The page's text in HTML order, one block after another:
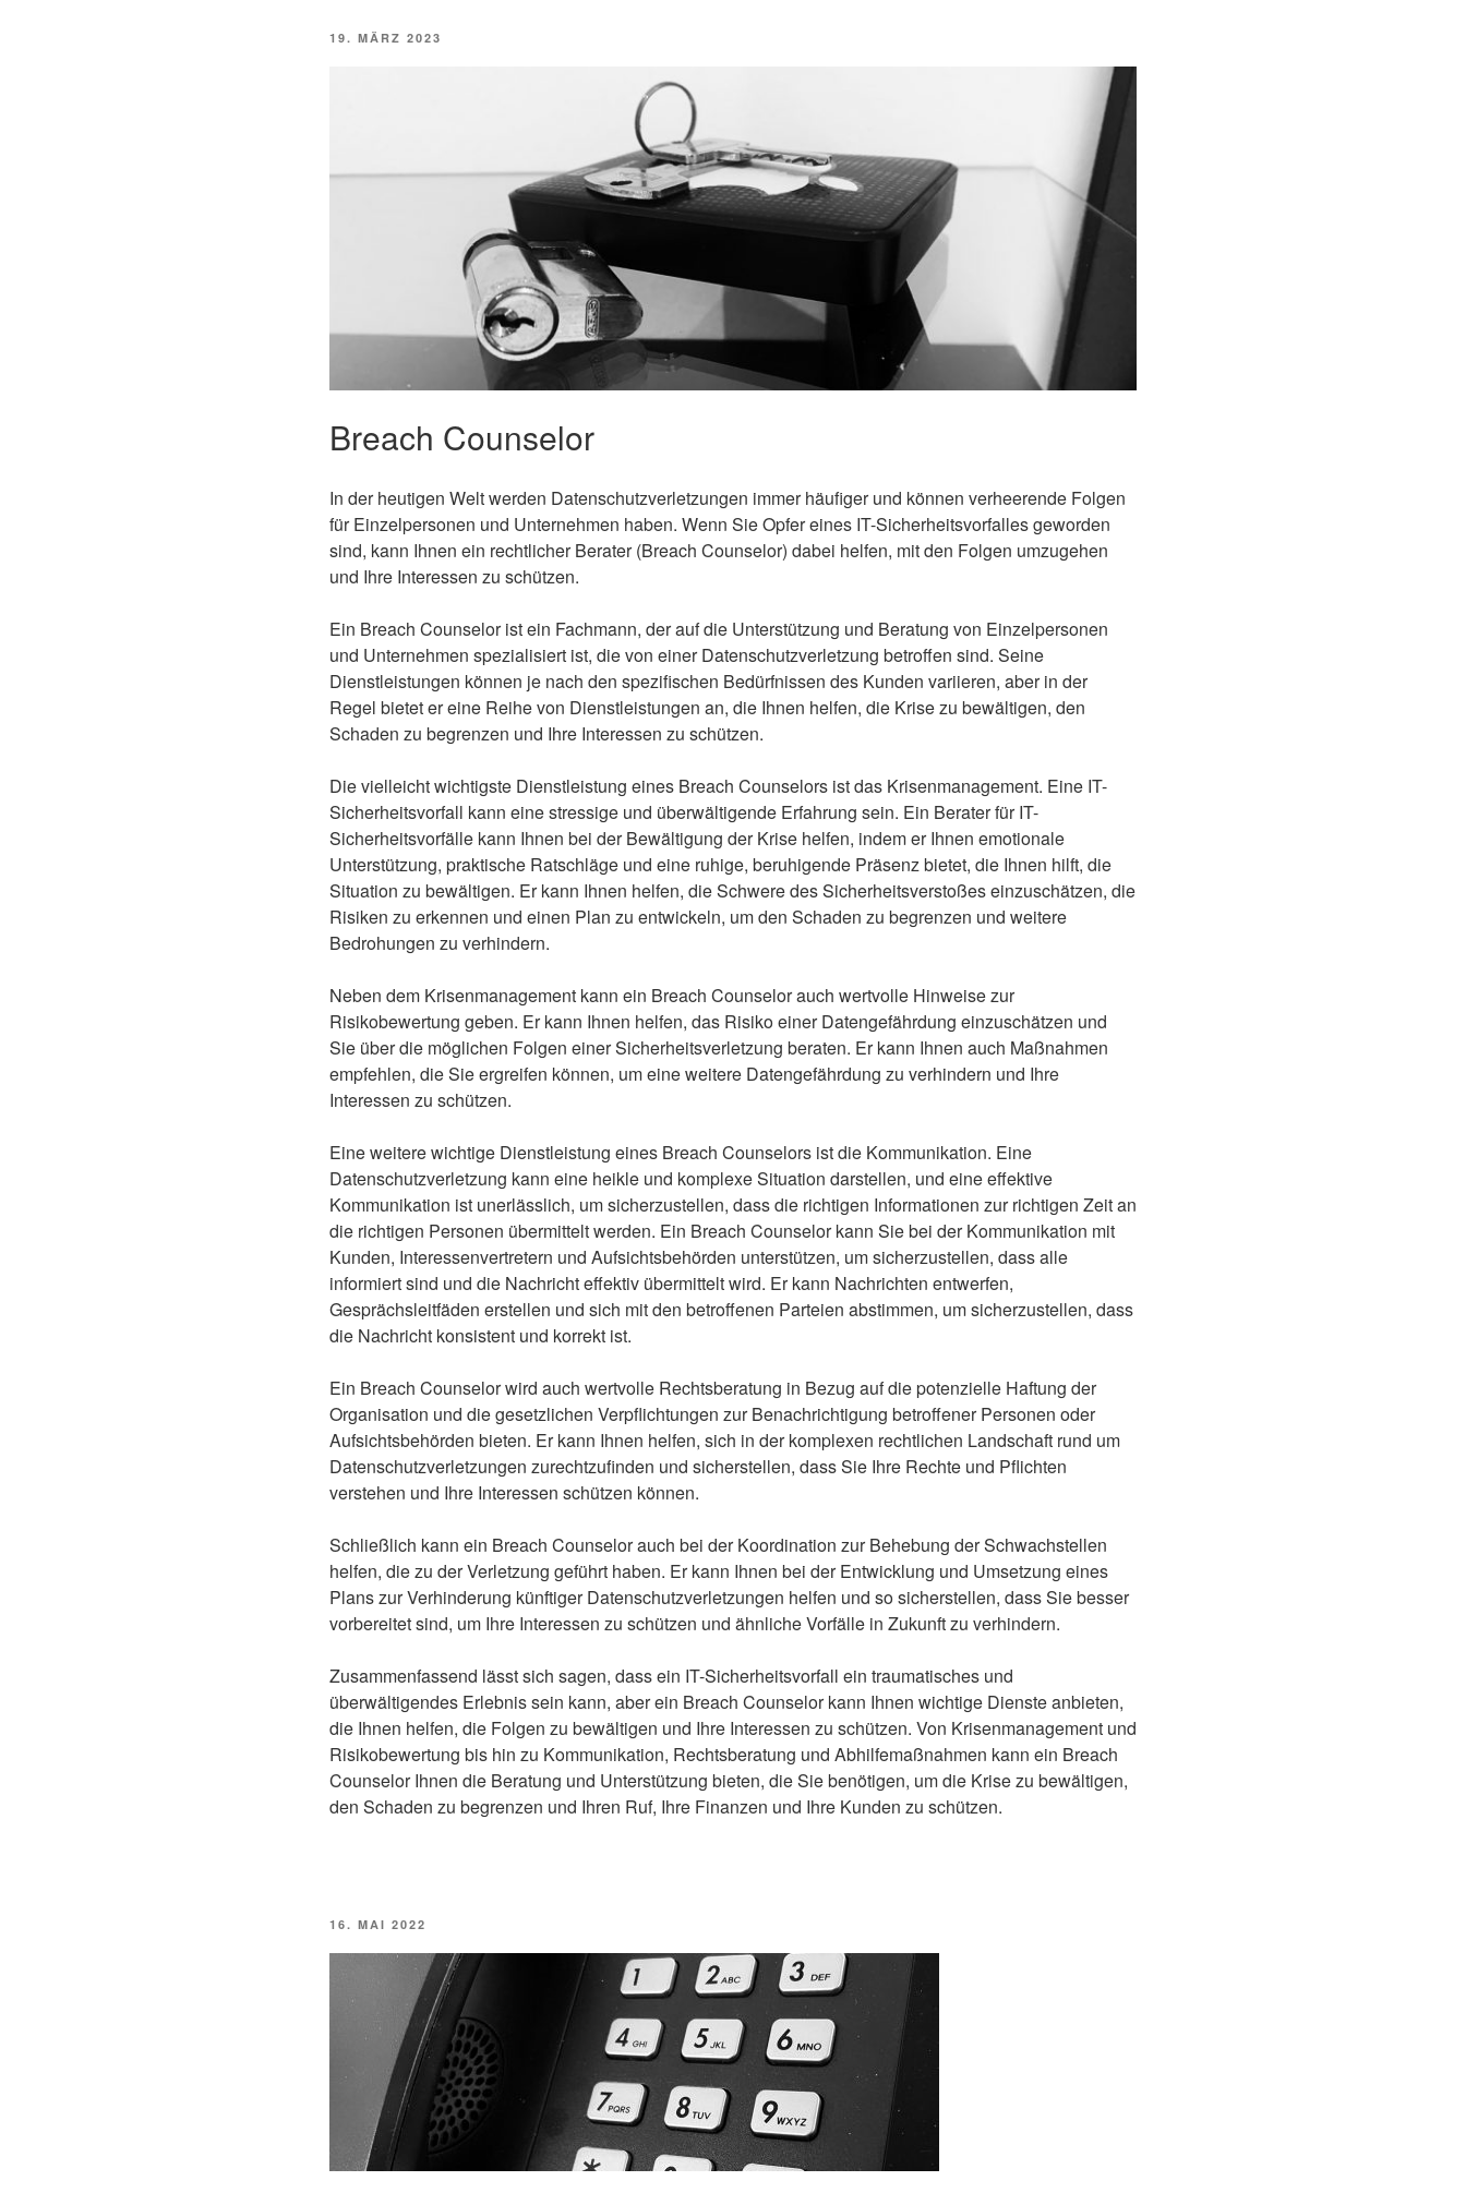
VERÖFFENTLICHT
19. MÄRZ 2023
Breach Counselor
In der heutigen Welt werden Datenschutzverletzungen immer häufiger und können verheerende Folgen
für Einzelpersonen und Unternehmen haben. Wenn Sie Opfer eines IT-Sicherheitsvorfalles geworden
sind, kann Ihnen ein rechtlicher Berater (Breach Counselor) dabei helfen, mit den Folgen umzugehen
und Ihre Interessen zu schützen.
Ein Breach Counselor ist ein Fachmann, der auf die Unterstützung und Beratung von Einzelpersonen
und Unternehmen spezialisiert ist, die von einer Datenschutzverletzung betroffen sind. Seine
Dienstleistungen können je nach den spezifischen Bedürfnissen des Kunden variieren, aber in der
Regel bietet er eine Reihe von Dienstleistungen an, die Ihnen helfen, die Krise zu bewältigen, den
Schaden zu begrenzen und Ihre Interessen zu schützen.
Die vielleicht wichtigste Dienstleistung eines Breach Counselors ist das Krisenmanagement. Eine IT-
Sicherheitsvorfall kann eine stressige und überwältigende Erfahrung sein. Ein Berater für IT-
Sicherheitsvorfälle kann Ihnen bei der Bewältigung der Krise helfen, indem er Ihnen emotionale
Unterstützung, praktische Ratschläge und eine ruhige, beruhigende Präsenz bietet, die Ihnen hilft, die
Situation zu bewältigen. Er kann Ihnen helfen, die Schwere des Sicherheitsverstoßes einzuschätzen, die
Risiken zu erkennen und einen Plan zu entwickeln, um den Schaden zu begrenzen und weitere
Bedrohungen zu verhindern.
Neben dem Krisenmanagement kann ein Breach Counselor auch wertvolle Hinweise zur
Risikobewertung geben. Er kann Ihnen helfen, das Risiko einer Datengefährdung einzuschätzen und
Sie über die möglichen Folgen einer Sicherheitsverletzung beraten. Er kann Ihnen auch Maßnahmen
empfehlen, die Sie ergreifen können, um eine weitere Datengefährdung zu verhindern und Ihre
Interessen zu schützen.
Eine weitere wichtige Dienstleistung eines Breach Counselors ist die Kommunikation. Eine
Datenschutzverletzung kann eine heikle und komplexe Situation darstellen, und eine effektive
Kommunikation ist unerlässlich, um sicherzustellen, dass die richtigen Informationen zur richtigen Zeit an
die richtigen Personen übermittelt werden. Ein Breach Counselor kann Sie bei der Kommunikation mit
Kunden, Interessenvertretern und Aufsichtsbehörden unterstützen, um sicherzustellen, dass alle
informiert sind und die Nachricht effektiv übermittelt wird. Er kann Nachrichten entwerfen,
Gesprächsleitfäden erstellen und sich mit den betroffenen Parteien abstimmen, um sicherzustellen, dass
die Nachricht konsistent und korrekt ist.
Ein Breach Counselor wird auch wertvolle Rechtsberatung in Bezug auf die potenzielle Haftung der
Organisation und die gesetzlichen Verpflichtungen zur Benachrichtigung betroffener Personen oder
Aufsichtsbehörden bieten. Er kann Ihnen helfen, sich in der komplexen rechtlichen Landschaft rund um
Datenschutzverletzungen zurechtzufinden und sicherstellen, dass Sie Ihre Rechte und Pflichten
verstehen und Ihre Interessen schützen können.
Schließlich kann ein Breach Counselor auch bei der Koordination zur Behebung der Schwachstellen
helfen, die zu der Verletzung geführt haben. Er kann Ihnen bei der Entwicklung und Umsetzung eines
Plans zur Verhinderung künftiger Datenschutzverletzungen helfen und so sicherstellen, dass Sie besser
vorbereitet sind, um Ihre Interessen zu schützen und ähnliche Vorfälle in Zukunft zu verhindern.
Zusammenfassend lässt sich sagen, dass ein IT-Sicherheitsvorfall ein traumatisches und
überwältigendes Erlebnis sein kann, aber ein Breach Counselor kann Ihnen wichtige Dienste anbieten,
die Ihnen helfen, die Folgen zu bewältigen und Ihre Interessen zu schützen. Von Krisenmanagement und
Risikobewertung bis hin zu Kommunikation, Rechtsberatung und Abhilfemaßnahmen kann ein Breach
Counselor Ihnen die Beratung und Unterstützung bieten, die Sie benötigen, um die Krise zu bewältigen,
den Schaden zu begrenzen und Ihren Ruf, Ihre Finanzen und Ihre Kunden zu schützen.
VERÖFFENTLICHT
16. MAI 2022